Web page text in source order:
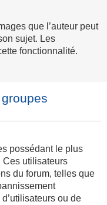
que l’auteur peut
sujet. Les
fonctionnalité.
possédant le plus
Ces utilisateurs
du forum, telles que
ou de